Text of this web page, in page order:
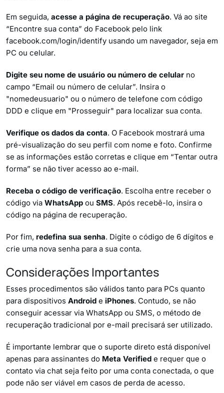
Em seguida, acesse a página de recuperação. Vá ao site
“Encontre sua conta” do Facebook pelo link
facebook.com/login/identify usando um navegador, seja em
PC ou celular.
Digite seu nome de usuário ou número de celular no
campo “Email ou número de celular”. Insira o
"nomedeusuario" ou o número de telefone com código
DDD e clique em "Prosseguir" para localizar sua conta.
Verifique os dados da conta. O Facebook mostrará uma
pré-visualização do seu perfil com nome e foto. Confirme
se as informações estão corretas e clique em “Tentar outra
forma” se não tiver acesso ao e-mail.
Receba o código de verificação. Escolha entre receber o
código via WhatsApp ou SMS. Após recebê-lo, insira o
código na página de recuperação.
Por fim, redefina sua senha. Digite o código de 6 dígitos e
crie uma nova senha para a sua conta.
Considerações Importantes
Esses procedimentos são válidos tanto para PCs quanto
para dispositivos Android e iPhones. Contudo, se não
conseguir acessar via WhatsApp ou SMS, o método de
recuperação tradicional por e-mail precisará ser utilizado.
É importante lembrar que o suporte direto está disponível
apenas para assinantes do Meta Verified e requer que o
contato via chat seja feito por uma conta conectada, o que
pode não ser viável em casos de perda de acesso.